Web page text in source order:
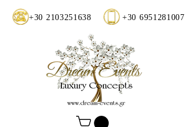
+30 2103251638 +30 6951281007